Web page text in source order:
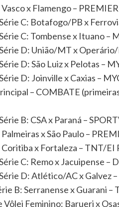
x Flamengo –
C: Botafogo/PB x
C: Tombense x Ituano –
D: União/MT x
D: São Luiz x Pelotas –
D: Joinville x Caxias –
– COMBATE
B: CSA x Paraná –
x São Paulo –
x Fortaleza – TNT/EI
C: Remo x Jacuipense –
D: Atlético/AC x Galvez
B: Serranense x Guarani –
Vôlei Feminino: Barueri x